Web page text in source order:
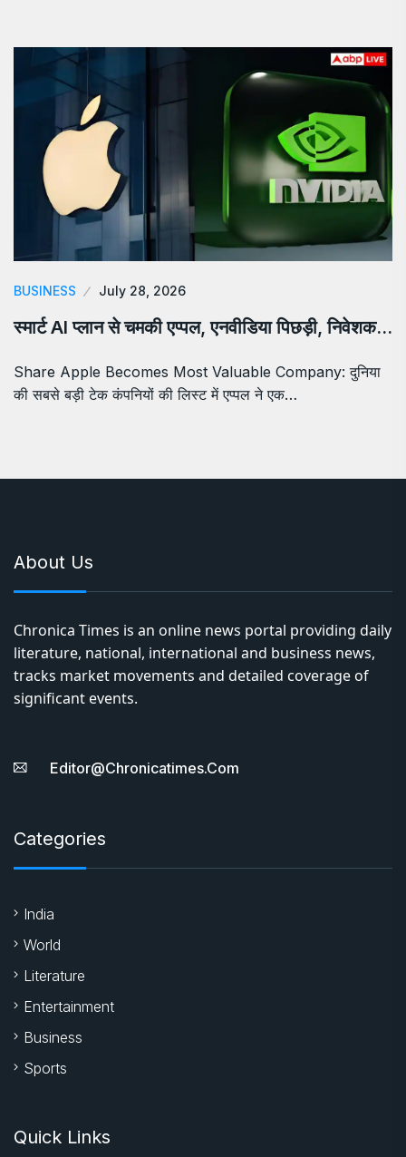
BUSINESS July 28, 2026
स्मार्ट AI प्लान से चमकी एप्पल, एनवीडिया पिछड़ी, निवेशक…
Share Apple Becomes Most Valuable Company: दुनिया
की सबसे बड़ी टेक कंपनियों की लिस्ट में एप्पल ने एक…
About Us
Chronica Times is an online news portal providing daily
literature, national, international and business news,
tracks market movements and detailed coverage of
significant events.
Editor@chronicatimes.com
Categories
India
World
Literature
Entertainment
Business
Sports
Quick Links